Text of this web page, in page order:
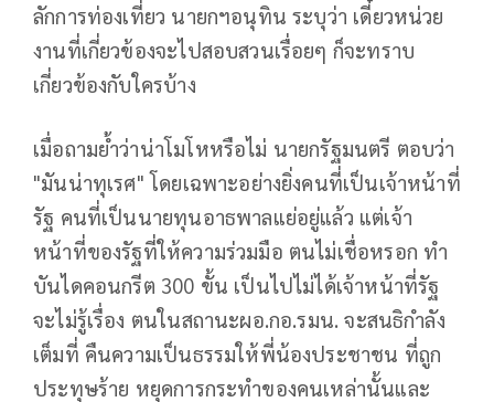
ลักการท่องเที่ยว นายกฯอนุทิน ระบุว่า เดี๋ยวหน่วย
งานที่เกี่ยวข้องจะไปสอบสวนเรื่อยๆ ก็จะทราบ
เกี่ยวข้องกับใครบ้าง
เมื่อถามย้ำว่าน่าโมโหหรือไม่ นายกรัฐมนตรี ตอบว่า
"มันน่าทุเรศ" โดยเฉพาะอย่างยิ่งคนที่เป็นเจ้าหน้าที่
รัฐ คนที่เป็นนายทุนอาธพาลแย่อยู่แล้ว แต่เจ้า
หน้าที่ของรัฐที่ให้ความร่วมมือ ตนไม่เชื่อหรอก ทำ
บันไดคอนกรีต 300 ขั้น เป็นไปไม่ได้เจ้าหน้าที่รัฐ
จะไม่รู้เรื่อง ตนในสถานะผอ.กอ.รมน. จะสนธิกำลัง
เต็มที่ คืนความเป็นธรรมให้พี่น้องประชาชน ที่ถูก
ประทุษร้าย หยุดการกระทำของคนเหล่านั้นและ